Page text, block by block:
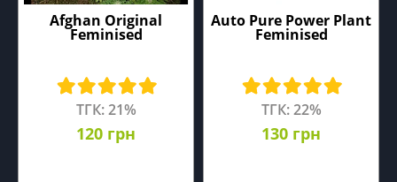
Afghan Original
Feminised
ТГК: 21%
120 грн
Auto Pure Power Plant
Feminised
ТГК: 22%
130 грн